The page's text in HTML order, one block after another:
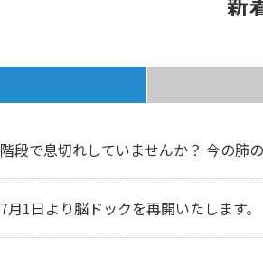
階段で息切れしていませんか？ 今の
7月1日より脳ドックを再開いたします。